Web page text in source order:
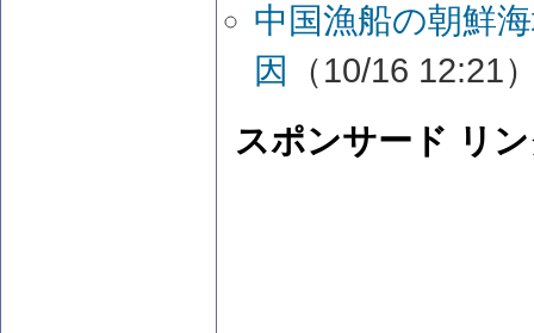
中国漁船の朝鮮
因
（10/16 12:21
スポンサード リ